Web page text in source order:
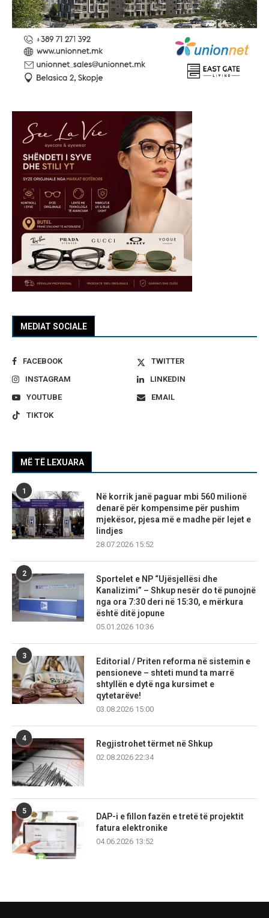
MEDIAT SOCIALE
FACEBOOK
TWITTER
INSTAGRAM
LINKEDIN
YOUTUBE
EMAIL
TIKTOK
MË TË LEXUARA
1
Në korrik janë paguar mbi 560 milionë
denarë për kompensime për pushim
mjekësor, pjesa më e madhe për lejet e
lindjes
28.07.2026 15:52
2
Sportelet e NP “Ujësjellësi dhe
Kanalizimi” – Shkup nesër do të punojnë
nga ora 7:30 deri në 15:30, e mërkura
është ditë jopune
05.01.2026 10:36
3
Editorial / Priten reforma në sistemin e
pensioneve – shteti mund ta marrë
shtyllën e dytë nga kursimet e
qytetarëve!
03.08.2026 15:00
4
Regjistrohet tërmet në Shkup
02.08.2026 22:34
5
DAP-i e fillon fazën e tretë të projektit
fatura elektronike
04.06.2026 13:52